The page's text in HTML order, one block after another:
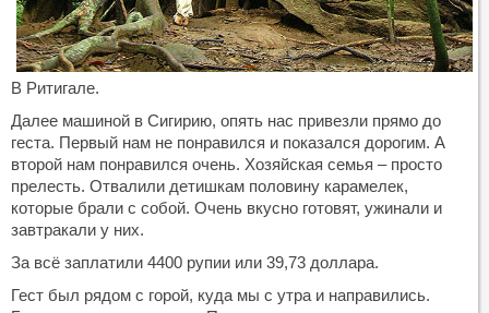
В Ритигале.
Далее машиной в Сигирию, опять нас привезли прямо до
геста. Первый нам не понравился и показался дорогим. А
второй нам понравился очень. Хозяйская семья – просто
прелесть. Отвалили детишкам половину карамелек,
которые брали с собой. Очень вкусно готовят, ужинали и
завтракали у них.
За всё заплатили 4400 рупии или 39,73 доллара.
Гест был рядом с горой, куда мы с утра и направились.